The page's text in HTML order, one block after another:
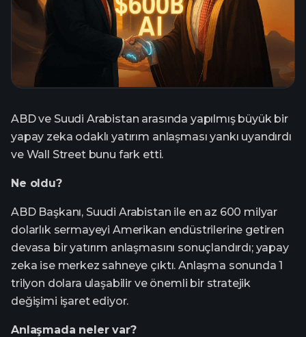
ABD ve Suudi Arabistan arasında yapılmış büyük bir
yapay zeka odaklı yatırım anlaşması yankı uyandırdı
ve Wall Street bunu fark etti.
Ne oldu?
ABD Başkanı, Suudi Arabistan ile en az 600 milyar
dolarlık sermayeyi Amerikan endüstrilerine getiren
devasa bir yatırım anlaşmasını sonuçlandırdı; yapay
zeka ise merkez sahneye çıktı. Anlaşma sonunda 1
trilyon dolara ulaşabilir ve önemli bir stratejik
değişimi işaret ediyor.
Anlaşmada neler var?